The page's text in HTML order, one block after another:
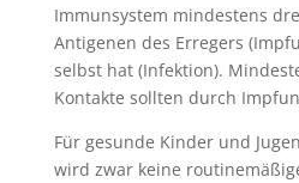
Immunsystem mindestens
Antigenen des Erregers
selbst hat (Infektion).
Kontakte sollten durch
Für gesunde Kinder und
wird zwar keine